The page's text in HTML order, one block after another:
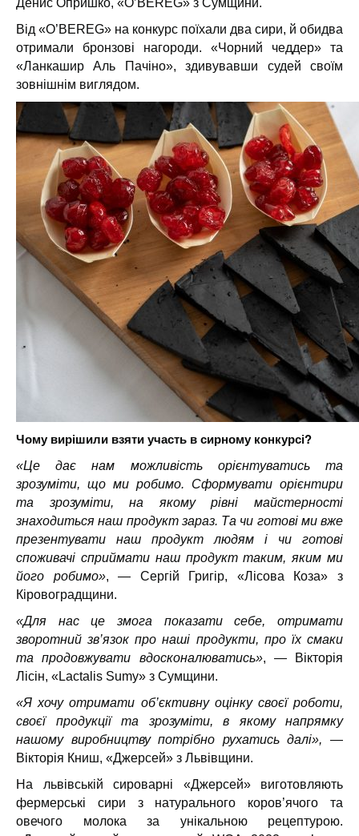
Денис Опришко, «O’BEREG» з Сумщини.
Від «O’BEREG» на конкурс поїхали два сири, й обидва
отримали бронзові нагороди. «Чорний чеддер» та
«Ланкашир Аль Пачіно», здивувавши судей своїм
зовнішнім виглядом.
Чому вирішили взяти участь в сирному конкурсі?
«Це дає нам можливість орієнтуватись та
зрозуміти, що ми робимо. Сформувати орієнтири
та зрозуміти, на якому рівні майстерності
знаходиться наш продукт зараз. Та чи готові ми вже
презентувати наш продукт людям і чи готові
споживачі сприймати наш продукт таким, яким ми
його робимо», — Сергій Григір, «Лісова Коза» з
Кіровоградщини.
«Для нас це змога показати себе, отримати
зворотний зв’язок про наші продукти, про їх смаки
та продовжувати вдосконалюватись», — Вікторія
Лісін, «Lactalis Sumy» з Сумщини.
«Я хочу отримати об’єктивну оцінку своєї роботи,
своєї продукції та зрозуміти, в якому напрямку
нашому виробництву потрібно рухатись далі», —
Вікторія Книш, «Джерсей» з Львівщини.
На львівській сироварні «Джерсей» виготовляють
фермерські сири з натурального коров’ячого та
овечого молока за унікальною рецептурою.